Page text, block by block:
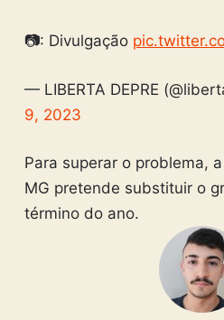
📷: Divulgação
— LIBERTA DEPRE
9, 2023
Para superar o problema,
MG pretende substituir o
término do ano.